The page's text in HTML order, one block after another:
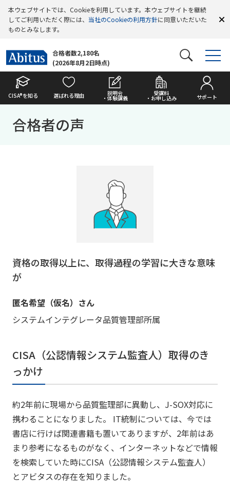
本ウェブサイトでは、Cookieを利用しています。本ウェブサイトを継続
してご利用いただく際には、 当社のCookieの利用方針に同意いただいた
ものとみなします。
合格者数2,180名
(2026年8月2日時点)
CISA®を知る 選ばれる理由 説明会
・体験講義
受講料
・お申し込み サポート
合格者の声
資格の取得以上に、取得過程の学習に大きな意味
が
匿名希望（仮名）さん
システムインテグレータ品質管理部所属
CISA（公認情報システム監査人）取得のき
っかけ
約2年前に現場から品質監理部に異動し、J-SOX対応に
携わることになりました。 IT統制については、今では
書店に行けば関連書籍も置いてありますが、2年前はあ
まり参考になるものがなく、インターネットなどで情報
を検索していた時にCISA（公認情報システム監査人）
とアビタスの存在を知りました。